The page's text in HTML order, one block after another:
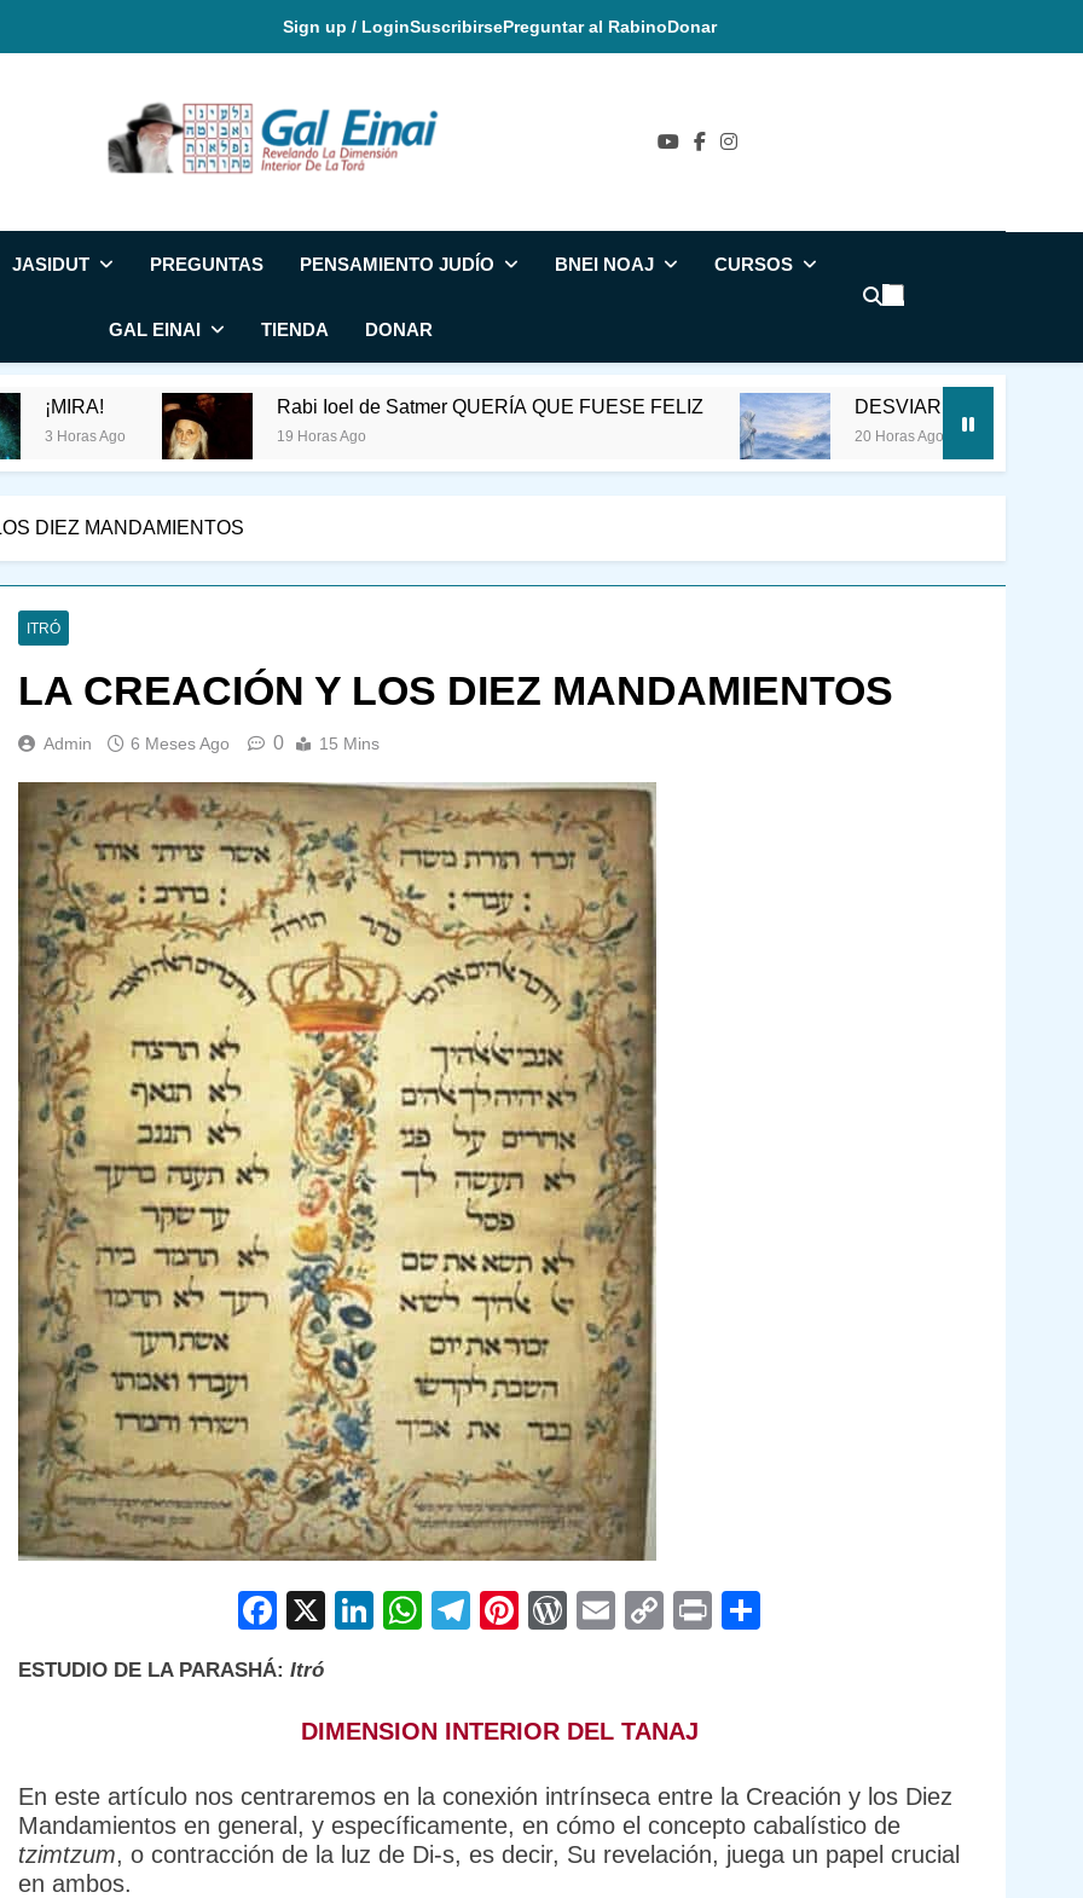
Sign up / LoginSuscribirsePreguntar al RabinoDonar
Gal Einai En Español
JASIDUT PREGUNTAS PENSAMIENTO JUDÍO BNEI NOAJ CURSOS
GAL EINAI TIENDA DONAR
Rabi Ioel de Satmer QUERÍA QUE FUESE FELIZ
19 Horas Ago
DESVIAR LA CONCIENCIA DE LA
20 Horas Ago
DIEZ MANDAMIENTOS
ITRÓ
LA CREACIÓN Y LOS DIEZ MANDAMIENTOS
Admin 6 Meses Ago 0 15 Mins
Facebook
X LinkedIn
WhatsApp
Telegram
Pinterest
WordPress
EmailCopyPrint
ESTUDIO DE LA PARASHÁ: Itró
DIMENSION INTERIOR DEL TANAJ
En este artículo nos centraremos en la conexión intrínseca entre la Creación y los Diez
Mandamientos en general, y específicamente, en cómo el concepto cabalístico de
tzimtzum, o contracción de la luz de Di-s, es decir, Su revelación, juega un papel crucial
en ambos.